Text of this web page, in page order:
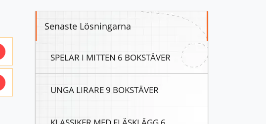
Senaste Lösningarna
SPELAR I MITTEN 6 BOKSTÄVER
UNGA LIRARE 9 BOKSTÄVER